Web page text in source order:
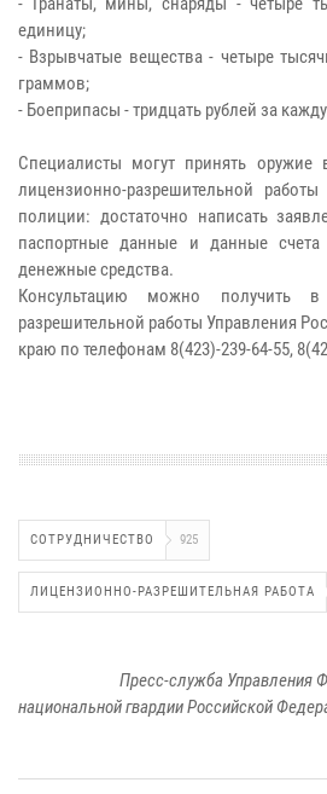
единицу;
- Взрывчатые вещества - четыре
граммов;
- Боеприпасы - тридцать рублей за
Специалисты могут принять
лицензионно-разрешительной
полиции: достаточно написать
паспортные данные и данные счета
денежные средства.
Консультацию можно получить
разрешительной работы Управления
краю по телефонам 8(423)-239-64-55,
СОТРУДНИЧЕСТВО 925
ЛИЦЕНЗИОННО-РАЗРЕШИТЕЛЬНАЯ РАБОТА
Пресс-служба Управления
национальной гвардии Российской